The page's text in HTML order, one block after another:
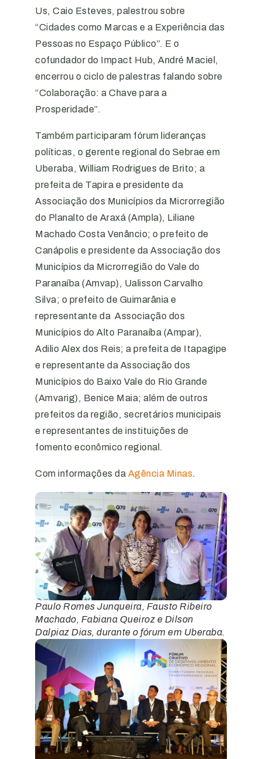
Us, Caio Esteves, palestrou sobre
“Cidades como Marcas e a Experiência das
Pessoas no Espaço Público”. E o
cofundador do Impact Hub, André Maciel,
encerrou o ciclo de palestras falando sobre
“Colaboração: a Chave para a
Prosperidade”.
Também participaram fórum lideranças
políticas, o gerente regional do Sebrae em
Uberaba, William Rodrigues de Brito; a
prefeita de Tapira e presidente da
Associação dos Municípios da Microrregião
do Planalto de Araxá (Ampla), Liliane
Machado Costa Venâncio; o prefeito de
Canápolis e presidente da Associação dos
Municípios da Microrregião do Vale do
Paranaíba (Amvap), Ualisson Carvalho
Silva; o prefeito de Guimarânia e
representante da Associação dos
Municípios do Alto Paranaíba (Ampar),
Adilio Alex dos Reis; a prefeita de Itapagipe
e representante da Associação dos
Municípios do Baixo Vale do Rio Grande
(Amvarig), Benice Maia; além de outros
prefeitos da região, secretários municipais
e representantes de instituições de
fomento econômico regional.
Com informações da Agência Minas.
Paulo Romes Junqueira, Fausto Ribeiro
Machado, Fabiana Queiroz e Dilson
Dalpiaz Dias, durante o fórum em Uberaba.